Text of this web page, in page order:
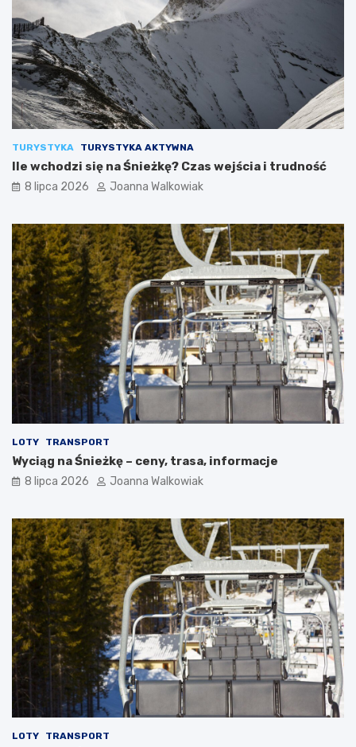
TURYSTYKA TURYSTYKA AKTYWNA
Ile wchodzi się na Śnieżkę? Czas wejścia i trudność
8 lipca 2026 Joanna Walkowiak
LOTY TRANSPORT
Wyciąg na Śnieżkę – ceny, trasa, informacje
8 lipca 2026 Joanna Walkowiak
LOTY TRANSPORT